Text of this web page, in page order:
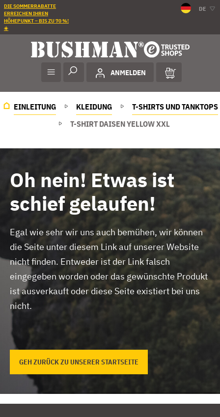
DIE SOMMERRABATTE
ERREICHEN IHREN
HÖHEPUNKT – BIS ZU 70 %!
☀️
DE
ANMELDEN
EINLEITUNG KLEIDUNG
T-SHIRTS UND TANKTOPS
T-SHIRT DAISEN YELLOW XXL
Oh nein! Etwas ist
schief gelaufen!
Egal wie sehr wir uns auch bemühen, wir können
die Seite unter diesem Link auf unserer Website
nicht finden. Entweder ist der Link falsch
eingegeben worden oder das gewünschte Produkt
ist ausverkauft oder diese Seite existiert bei uns
nicht.
GEH ZURÜCK ZU UNSERER STARTSEITE